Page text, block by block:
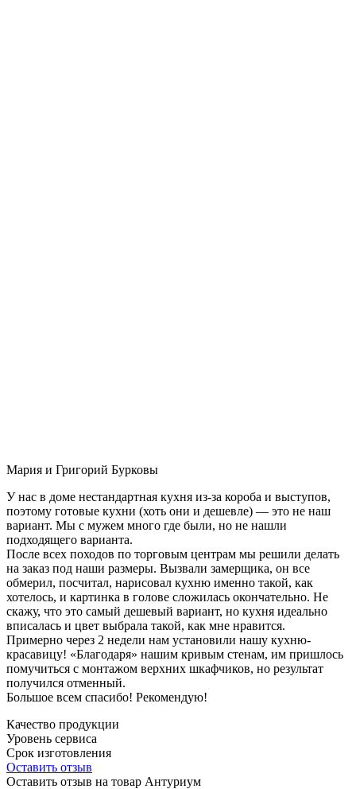
Мария и Григорий Бурковы
У нас в доме нестандартная кухня из-за короба и выступов,
поэтому готовые кухни (хоть они и дешевле) — это не наш
вариант. Мы с мужем много где были, но не нашли
подходящего варианта.
После всех походов по торговым центрам мы решили делать
на заказ под наши размеры. Вызвали замерщика, он все
обмерил, посчитал, нарисовал кухню именно такой, как
хотелось, и картинка в голове сложилась окончательно. Не
скажу, что это самый дешевый вариант, но кухня идеально
вписалась и цвет выбрала такой, как мне нравится.
Примерно через 2 недели нам установили нашу кухню-
красавицу! «Благодаря» нашим кривым стенам, им пришлось
помучиться с монтажом верхних шкафчиков, но результат
получился отменный.
Большое всем спасибо! Рекомендую!
Качество продукции
Уровень сервиса
Срок изготовления
Оставить отзыв
Оставить отзыв на товар Антуриум